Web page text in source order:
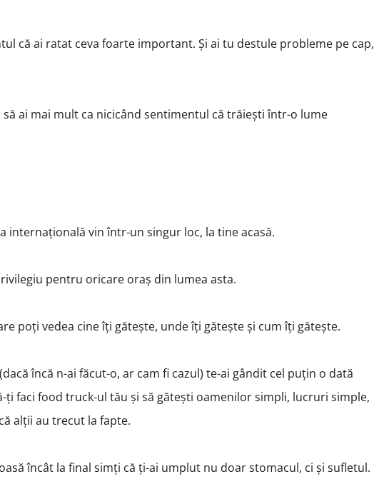
că ai ratat ceva foarte important. Și ai tu destule probleme pe cap,
ai mai mult ca nicicând sentimentul că trăiești într-o lume
vin într-un singur loc, la tine acasă.
pentru oricare oraș din lumea asta.
poți vedea cine îți gătește, unde îți gătește și cum îți gătește.
încă n-ai făcut-o, ar cam fi cazul) te-ai gândit cel puțin o dată
ți faci food truck-ul tău și să gătești oamenilor simpli, lucruri simple,
alții au trecut la fapte.
încât la final simți că ți-ai umplut nu doar stomacul, ci și sufletul.